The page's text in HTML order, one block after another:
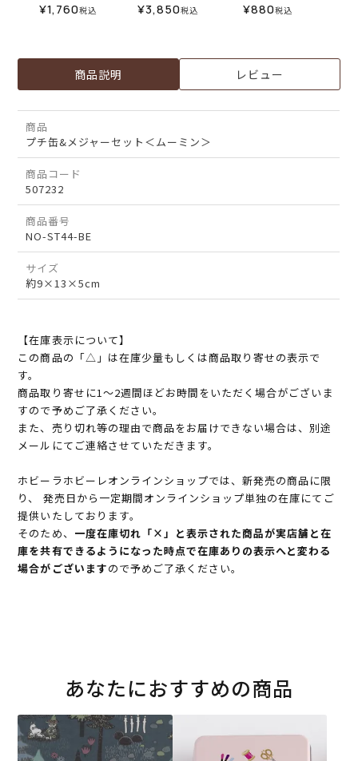
¥1,760税込 ¥3,850税込 ¥880税込
商品説明 レビュー
商品
プチ缶&メジャーセット＜ムーミン＞
商品コード
507232
商品番号
NO-ST44-BE
サイズ
約9×13×5cm
【在庫表示について】
この商品の「△」は在庫少量もしくは商品取り寄せの表示で
す。
商品取り寄せに1～2週間ほどお時間をいただく場合がございま
すので予めご了承ください。
また、売り切れ等の理由で商品をお届けできない場合は、別途
メールにてご連絡させていただきます。
ホビーラホビーレオンラインショップでは、新発売の商品に限
り、 発売日から一定期間オンラインショップ単独の在庫にてご
提供いたしております。
そのため、 一度在庫切れ「×」と表示された商品が実店舗と在
庫を共有できるようになった時点で在庫ありの表示へと変わる
場合がございますので予めご了承ください。
あなたにおすすめの商品